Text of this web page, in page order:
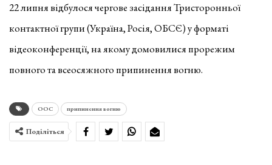
22 липня відбулося чергове засідання Тристоронньої
контактної групи (Україна, Росія, ОБСЄ) у форматі
відеоконференції, на якому домовилися прорежим
повного та всеосяжного припинення вогню.
ООС припинення вогню
Поділіться